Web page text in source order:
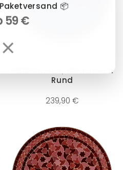
Balkontisch, Bistrotisch
Rund
239,90 €
📦
59 €
×